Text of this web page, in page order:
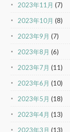
2023年11月 (7)
2023年10月 (8)
2023年9月 (7)
2023年8月 (6)
2023年7月 (11)
2023年6月 (10)
2023年5月 (18)
2023年4月 (13)
2023年3月 (13)